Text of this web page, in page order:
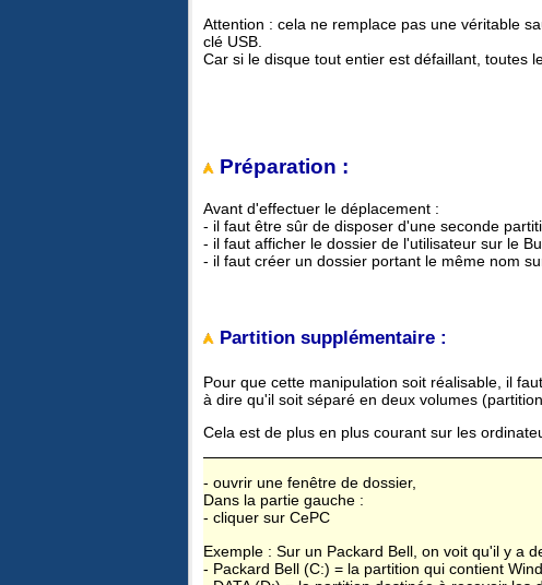
Attention : cela ne remplace pas une véritable
clé USB.
Car si le disque tout entier est défaillant, toutes
Préparation :
Avant d'effectuer le déplacement :
- il faut être sûr de disposer d'une seconde
- il faut afficher le dossier de l'utilisateur sur le
- il faut créer un dossier portant le même nom
Partition supplémentaire :
Pour que cette manipulation soit réalisable, il
à dire qu'il soit séparé en deux volumes
Cela est de plus en plus courant sur les
- ouvrir une fenêtre de dossier,
Dans la partie gauche :
- cliquer sur CePC
Exemple : Sur un Packard Bell, on voit qu'il y a
- Packard Bell (C:) = la partition qui contient